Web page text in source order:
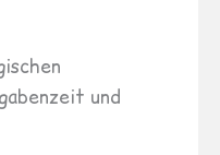
und